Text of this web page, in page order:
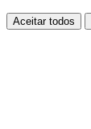
Aceitar todos